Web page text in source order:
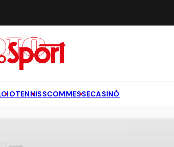
TENNISSCOMMESSECASINÒ